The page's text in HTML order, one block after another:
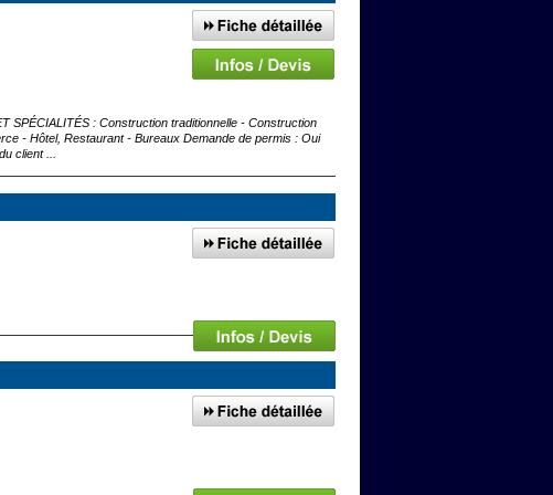
: Construction traditionnelle - Construction
- Hôtel, Restaurant - Bureaux Demande de permis : Oui
client ...